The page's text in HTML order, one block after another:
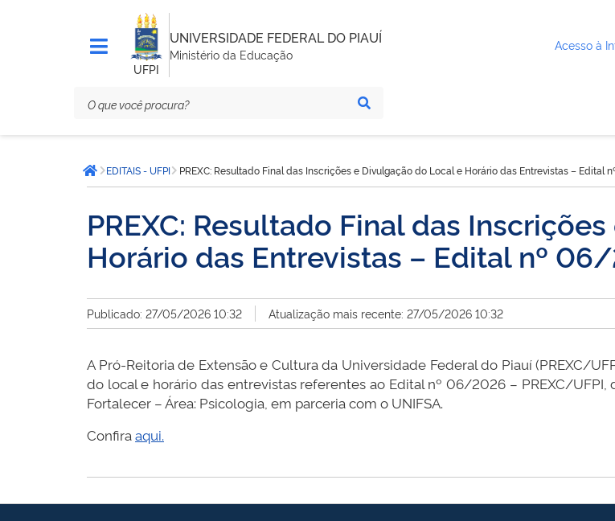
UFPI
UNIVERSIDADE FEDERAL DO PIAUÍ
Ministério da Educação
Acesso à
está
aqui:Página inicial
EDITAIS - UFPI PREXC: Resultado Final das Inscrições e Divulgação do Local e Horário das Entrevistas – Edital
PREXC: Resultado Final das
Horário das Entrevistas – Edital nº
Publicado: 27/05/2026 10:32 Atualização mais recente: 27/05/2026 10:32
A Pró-Reitoria de Extensão e Cultura da Universidade Federal do Piauí (PREXC/
do local e horário das entrevistas referentes ao Edital nº 06/2026 – PREXC/
Fortalecer – Área: Psicologia, em parceria com o UNIFSA.
Confiraaqui.